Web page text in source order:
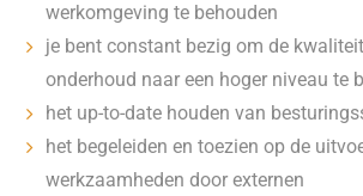
werkomgeving te behouden
je bent constant bezig om de
onderhoud naar een hoger niveau te
het up-to-date houden van
het begeleiden en toezien op de
werkzaamheden door externen